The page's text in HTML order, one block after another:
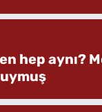
hep aynı?